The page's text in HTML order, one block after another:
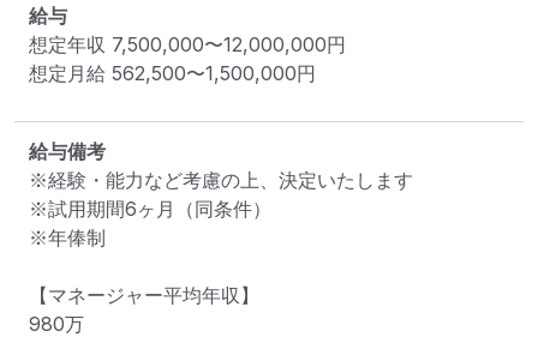
給与
想定年収 7,500,000〜12,000,000円
想定月給 562,500〜1,500,000円
給与備考
※経験・能力など考慮の上、決定いたします
※試用期間6ヶ月（同条件）
※年俸制
﻿【マネージャー平均年収】
980万